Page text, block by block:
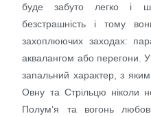
буде забуто легко і
безстрашність і тому
захоплюючих заходах:
аквалангом або перегони.
запальний характер, з
Овну та Стрільцю ніколи
Полум’я та вогонь